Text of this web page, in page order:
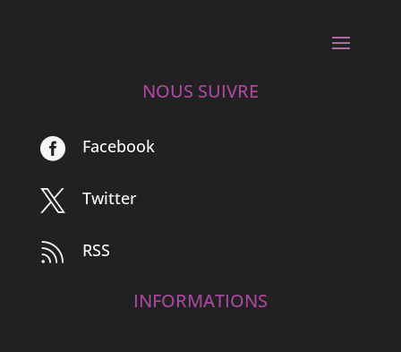
NOUS SUIVRE
 Facebook
 Twitter
 RSS
INFORMATIONS